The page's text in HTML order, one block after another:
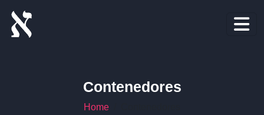
Contenedores
Home